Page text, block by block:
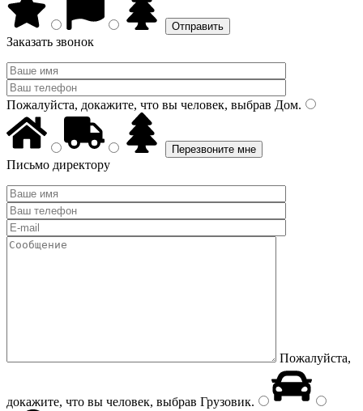
Заказать звонок
Пожалуйста, докажите, что вы человек, выбрав Дом.
Письмо директору
Пожалуйста,
докажите, что вы человек, выбрав Грузовик.